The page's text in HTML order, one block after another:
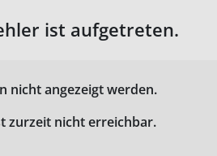
ist aufgetreten.
nicht angezeigt werden.
zurzeit nicht erreichbar.